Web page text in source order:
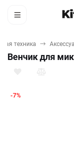
техника
Венчик для
-7%